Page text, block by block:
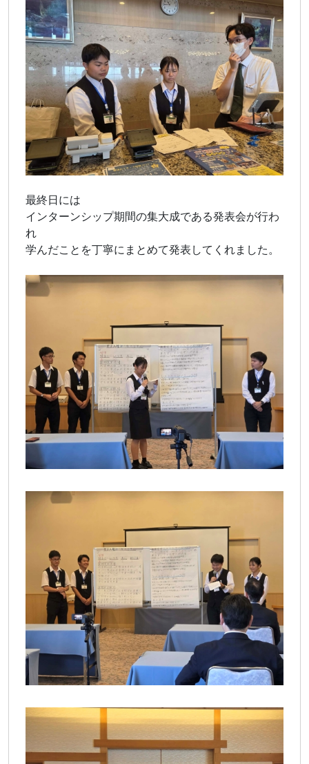
最終日には
インターンシップ期間の集大成である発表会が行わ
れ
学んだことを丁寧にまとめて発表してくれました。